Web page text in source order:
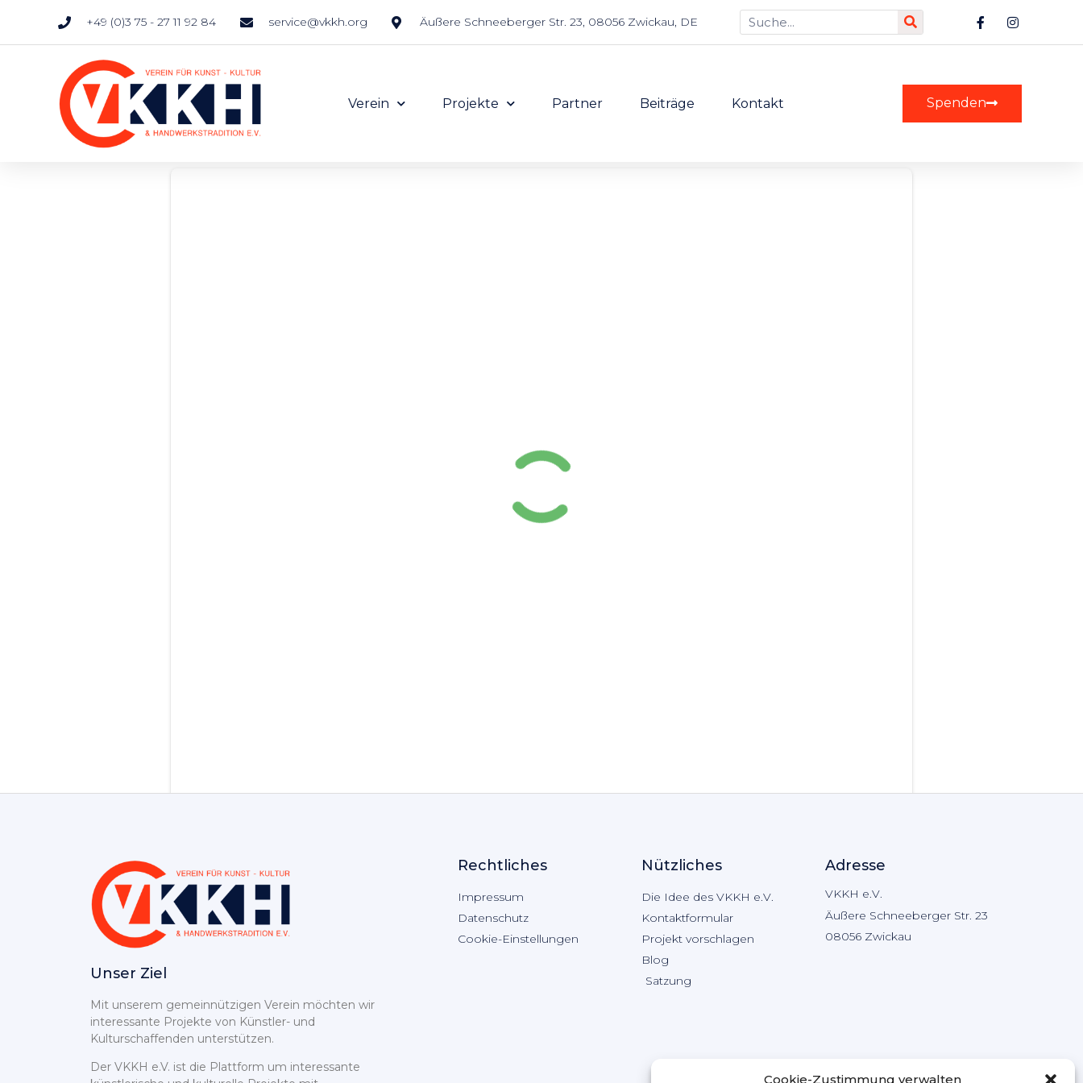
Cookie-Zustimmung verwalten
+49 (0)3 75 - 27 11 92 84 service@vkkh.org Äußere Schneeberger Str. 23, 08056 Zwickau, DE
Verein Projekte Partner Beiträge Kontakt Spenden
Unser Ziel
Mit unserem gemeinnützigen Verein möchten wir
interessante Projekte von Künstler- und
Kulturschaffenden unterstützen.
Der VKKH e.V. ist die Plattform um interessante
Rechtliches
Impressum
Datenschutz
Cookie-Einstellungen
Nützliches
Die Idee des VKKH e.V.
Kontaktformular
Projekt vorschlagen
Blog
Satzung
Adresse
VKKH e.V.
Äußere Schneeberger Str. 23
08056 Zwickau